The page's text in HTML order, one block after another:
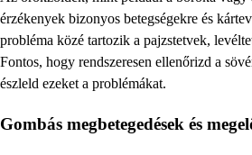
érzékenyek bizonyos betegségekre és
probléma közé tartozik a pajzstetvek,
Fontos, hogy rendszeresen ellenőrizd a
észleld ezeket a problémákat.
Gombás megbetegedések és